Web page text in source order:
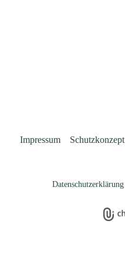
Impressum Schutzkonzept
Datenschutzerklärung